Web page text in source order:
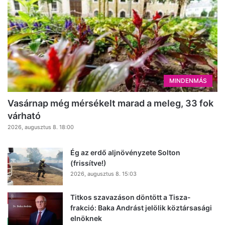
MINDENMÁS
Vasárnap még mérsékelt marad a meleg, 33 fok
várható
2026, augusztus 8. 18:00
Ég az erdő aljnövényzete Solton
(frissítve!)
2026, augusztus 8. 15:03
Titkos szavazáson döntött a Tisza-
frakció: Baka Andrást jelölik köztársasági
elnöknek